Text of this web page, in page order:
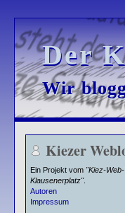
Der
Der
Wir
Wir
Kiezer
Ein Projekt vom "Kiez-
Klausenerplatz".
Autoren
Impressum